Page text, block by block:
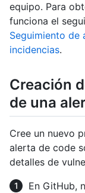
equipo. Para
funciona el
Seguimiento de
incidencias.
Creación
de una
Cree un nuevo
alerta de code
detalles de
En GitHub,